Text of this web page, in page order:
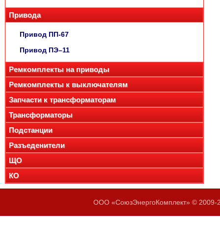
Привода
Привод ПП-67
Привод ПЭ–11
Ремкомплекты на приводы
Ремкомплекты к выключателям
Запчасти к трансформаторам
Трансформаторы
Подстанции
Разъеденители
ЩО
КО
ООО «СоюзЭнергоКомплект» © 2009-